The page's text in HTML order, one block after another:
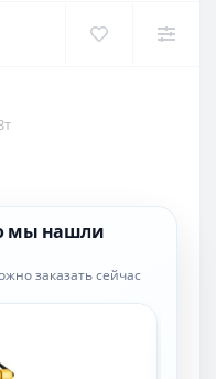
мы нашли
заказать сейчас